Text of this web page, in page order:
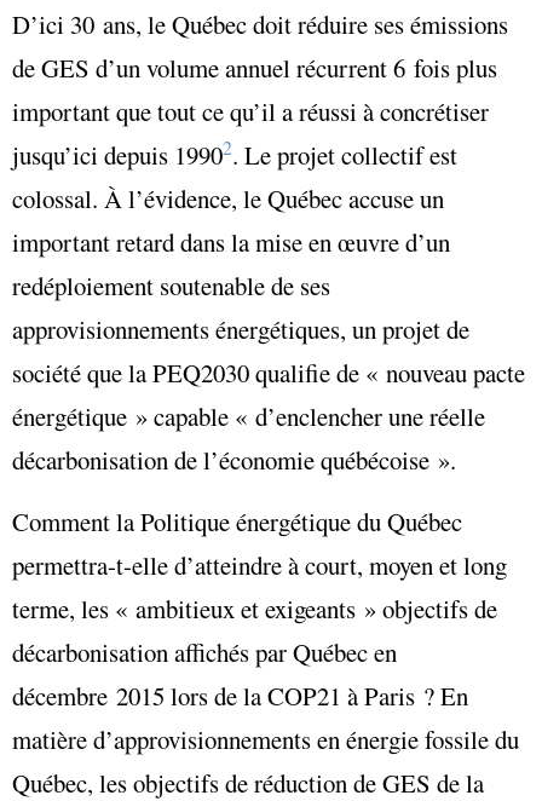
D’ici 30 ans, le Québec doit réduire ses émissions
de GES d’un volume annuel récurrent 6 fois plus
important que tout ce qu’il a réussi à concrétiser
jusqu’ici depuis 19902. Le projet collectif est
colossal. À l’évidence, le Québec accuse un
important retard dans la mise en œuvre d’un
redéploiement soutenable de ses
approvisionnements énergétiques, un projet de
société que la PEQ2030 qualifie de « nouveau pacte
énergétique » capable « d’enclencher une réelle
décarbonisation de l’économie québécoise ».
Comment la Politique énergétique du Québec
permettra-t-elle d’atteindre à court, moyen et long
terme, les « ambitieux et exigeants » objectifs de
décarbonisation affichés par Québec en
décembre 2015 lors de la COP21 à Paris ? En
matière d’approvisionnements en énergie fossile du
Québec, les objectifs de réduction de GES de la